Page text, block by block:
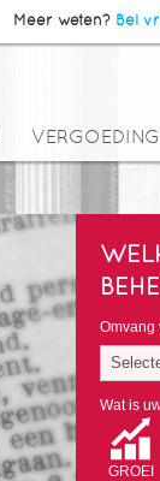
Meer weten? Bel
VERGOEDING
Omvang
Wat is
GROEI